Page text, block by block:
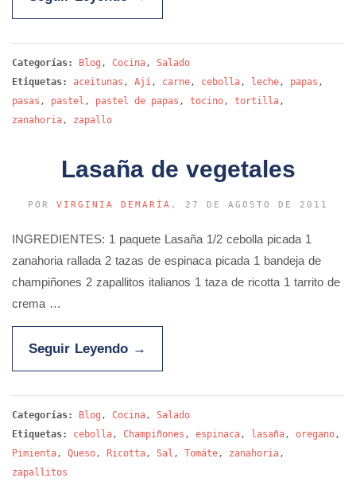
Categorías: Blog , Cocina, Salado
Etiquetas:
aceitunas , Ají, carne, cebolla, leche, papas ,
pasas , pastel , pastel de papas , tocino, tortilla,
zanahoria, zapallo
Lasaña de vegetales
POR VIRGINIA DEMARÍA , 27 DE AGOSTO DE 2011
INGREDIENTES: 1 paquete Lasaña 1/2 cebolla picada 1
zanahoria rallada 2 tazas de espinaca picada 1 bandeja de
champiñones 2 zapallitos italianos 1 taza de ricotta 1 tarrito de
crema …
Seguir Leyendo →
Categorías: Blog , Cocina, Salado
Etiquetas:
cebolla, Champiñones , espinaca, lasaña, oregano,
Pimienta, Queso, Ricotta, Sal , Tomáte, zanahoria,
zapallitos